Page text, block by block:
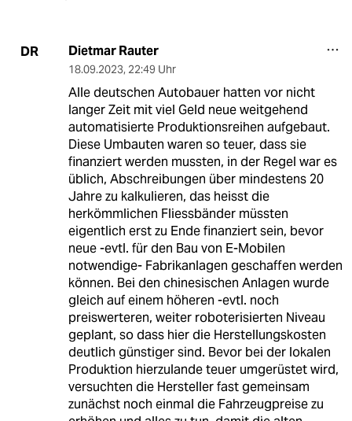
DR Dietmar Rauter
18.09.2023, 22:49 Uhr
Alle deutschen Autobauer hatten vor nicht
langer Zeit mit viel Geld neue weitgehend
automatisierte Produktionsreihen aufgebaut.
Diese Umbauten waren so teuer, dass sie
finanziert werden mussten, in der Regel war es
üblich, Abschreibungen über mindestens 20
Jahre zu kalkulieren, das heisst die
herkömmlichen Fliessbänder müssten
eigentlich erst zu Ende finanziert sein, bevor
neue -evtl. für den Bau von E-Mobilen
notwendige- Fabrikanlagen geschaffen werden
können. Bei den chinesischen Anlagen wurde
gleich auf einem höheren -evtl. noch
preiswerteren, weiter roboterisierten Niveau
geplant, so dass hier die Herstellungskosten
deutlich günstiger sind. Bevor bei der lokalen
Produktion hierzulande teuer umgerüstet wird,
versuchten die Hersteller fast gemeinsam
zunächst noch einmal die Fahrzeugpreise zu